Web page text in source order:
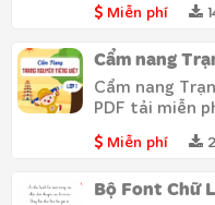
Miễn phí
Cẩm nang
Cẩm nang
PDF tải miễn
Miễn phí
Bộ Font Chữ